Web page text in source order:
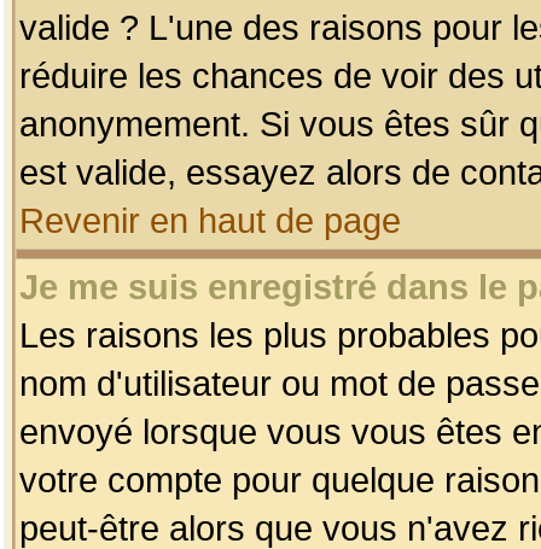
valide ? L'une des raisons pour
réduire les chances de voir des
anonymement. Si vous êtes sûr
est valide, essayez alors de
Revenir en haut de page
Je me suis enregistré dans le
Les raisons les plus probables
nom d'utilisateur ou mot de
envoyé lorsque vous vous êtes
votre compte pour quelque
peut-être alors que vous n'avez